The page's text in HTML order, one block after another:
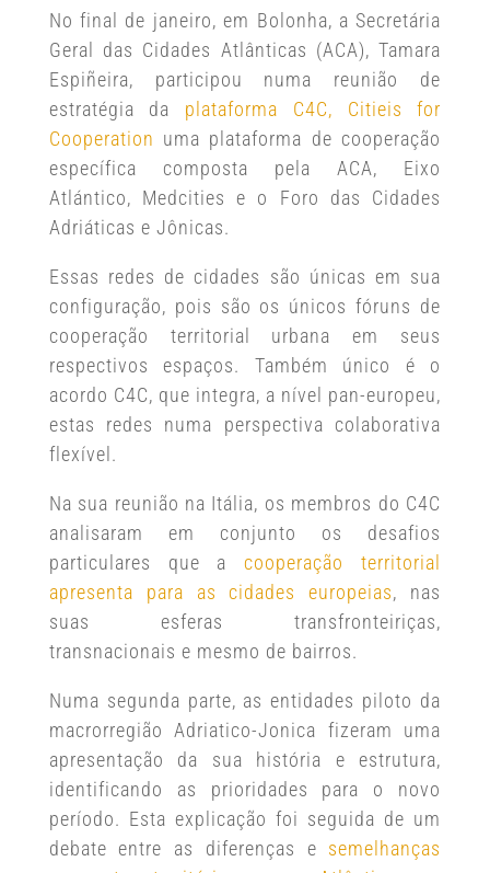
No final de janeiro, em Bolonha, a Secretária
Geral das Cidades Atlânticas (ACA), Tamara
Espiñeira, participou numa reunião de
estratégia da plataforma C4C, Citieis for
Cooperation uma plataforma de cooperação
específica composta pela ACA, Eixo
Atlántico, Medcities e o Foro das Cidades
Adriáticas e Jônicas.
Essas redes de cidades são únicas em sua
configuração, pois são os únicos fóruns de
cooperação territorial urbana em seus
respectivos espaços. Também único é o
acordo C4C, que integra, a nível pan-europeu,
estas redes numa perspectiva colaborativa
flexível.
Na sua reunião na Itália, os membros do C4C
analisaram em conjunto os desafios
particulares que acooperação territorial
apresenta para as cidades europeias, nas
suas esferas transfronteiriças,
transnacionais e mesmo de bairros.
Numa segunda parte, as entidades piloto da
macrorregião Adriatico-Jonica fizeram uma
apresentação da sua história e estrutura,
identificando as prioridades para o novo
período. Esta explicação foi seguida de um
debate entre as diferenças e semelhanças